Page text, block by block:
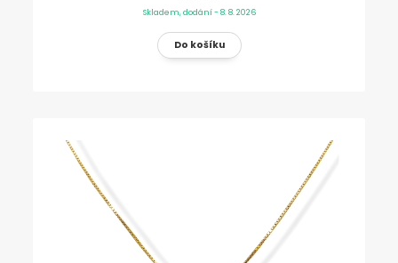
Skladem, dodání - 8. 8. 2026